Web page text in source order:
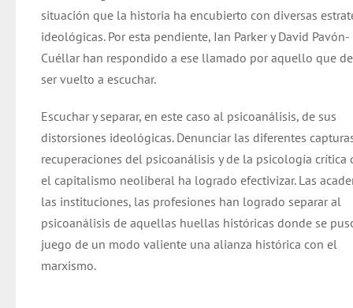
situación que la historia ha encubierto con diversas
ideológicas. Por esta pendiente, Ian Parker y David Pavón-
Cuéllar han respondido a ese llamado por aquello que
ser vuelto a escuchar.
Escuchar y separar, en este caso al psicoanálisis, de sus
distorsiones ideológicas. Denunciar las diferentes
recuperaciones del psicoanálisis y de la psicología crítica
el capitalismo neoliberal ha logrado efectivizar. Las
las instituciones, las profesiones han logrado separar al
psicoanálisis de aquellas huellas históricas donde se
juego de un modo valiente una alianza histórica con el
marxismo.